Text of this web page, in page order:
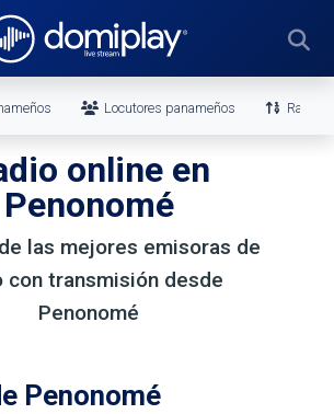
Locutores panameños
online en
Penonomé
las mejores emisoras de
con transmisión desde
Penonomé
Penonomé